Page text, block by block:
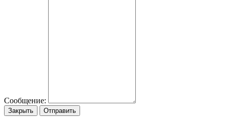
Сообщение:
Закрыть Отправить